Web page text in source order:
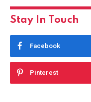
Stay In Touch
Facebook
Pinterest